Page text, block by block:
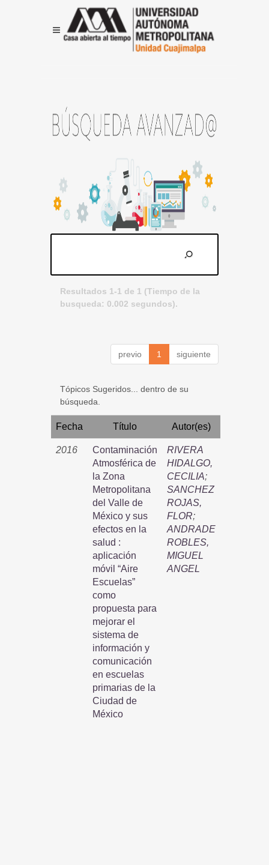
Resultados 1-1 de 1 (Tiempo de la
busqueda: 0.002 segundos).
previo 1 siguiente
Tópicos Sugeridos... dentro de su
búsqueda.
Fecha Título Autor(es)
2016
Contaminación
Atmosférica de
la Zona
Metropolitana
del Valle de
México y sus
efectos en la
salud :
aplicación
móvil “Aire
Escuelas”
como
propuesta para
mejorar el
sistema de
información y
comunicación
en escuelas
primarias de la
Ciudad de
México
RIVERA
HIDALGO,
CECILIA;
SANCHEZ
ROJAS,
FLOR;
ANDRADE
ROBLES,
MIGUEL
ANGEL